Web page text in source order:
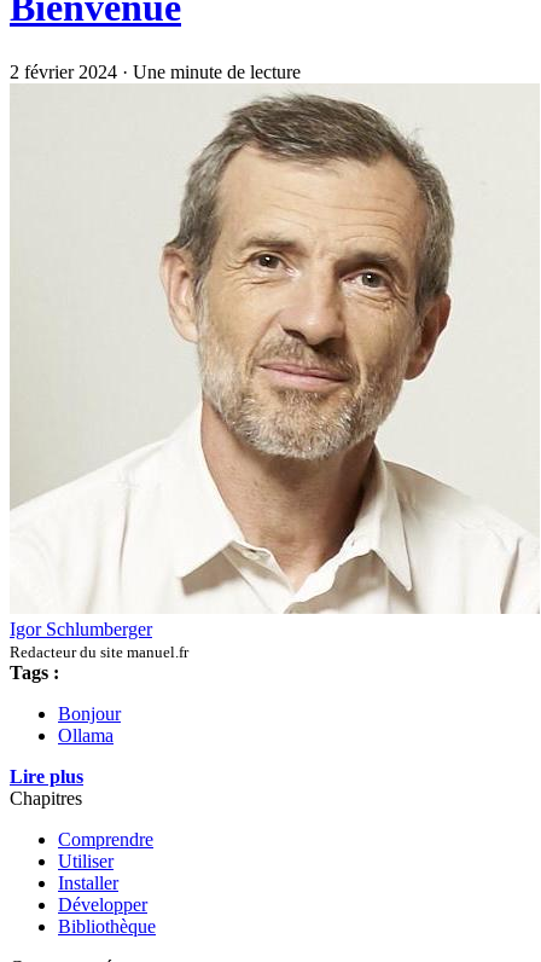
2 février 2024 · Une minute de lecture
Igor Schlumberger
Redacteur du site manuel.fr
Tags :
Bonjour
Ollama
Lire plus
Chapitres
Comprendre
Utiliser
Installer
Développer
Bibliothèque